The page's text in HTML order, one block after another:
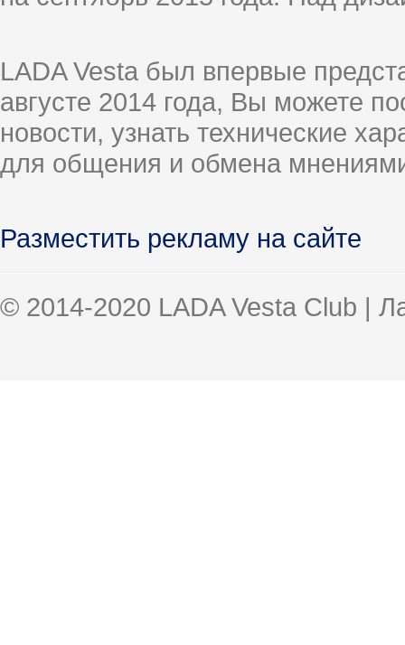
LADA Vesta был впервые
августе 2014 года, Вы можете
новости, узнать технические
для общения и обмена
Разместить рекламу на сайте
© 2014-2020 LADA Vesta Club |